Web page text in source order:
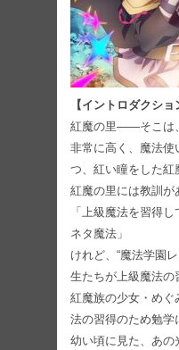
【イントロダクショ
紅魔の里――そこは
非常に高く、魔法使
つ、紅い瞳をした紅
紅魔の里には教訓が
「上級魔法を習得
ネタ魔法」
けれど、“魔法学園
生たちが上級魔法の
紅魔族の少女・めぐ
法の習得のため勉学
幼い頃に見た、あの